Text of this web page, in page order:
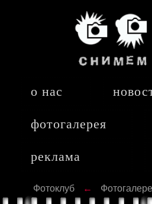
о нас
фотогалерея
реклама
Фотоклуб ←